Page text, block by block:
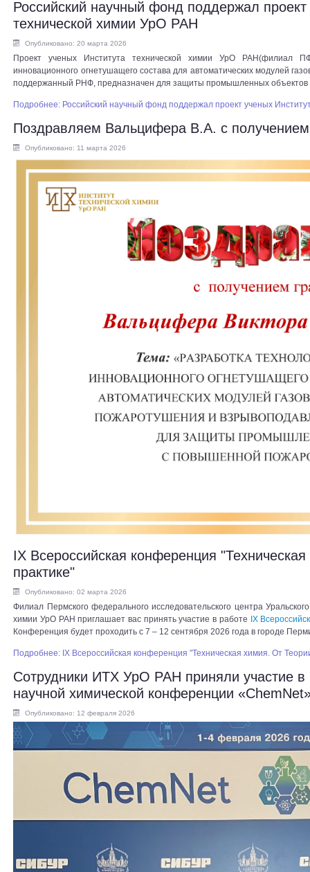
Российский научный фонд поддержал проект
технической химии УрО РАН
Опубликовано: 20 марта 2026
Проект ученых Института технической химии УрО РАН(филиал
инновационного огнетушащего состава для автоматических модулей
поддержанный РНФ, предназначен для защиты промышленных
Подробнее: Российский научный фонд поддержал проект ученых
Поздравляем Вальцифера В.А. с
Опубликовано: 11 марта 2026
IX Всероссийская конференция
практике"
Опубликовано: 02 марта 2026
Филиал Пермского федерального исследовательского центра
химии УрО РАН приглашает вас принять участие в работе IX
Конференция будет проходить с 7 – 12 сентября 2026 года в городе
Подробнее: IX Всероссийская конференция "Техническая химия. От
Сотрудники ИТХ УрО РАН приняли участие
научной химической конференции
Опубликовано: 12 февраля 2026